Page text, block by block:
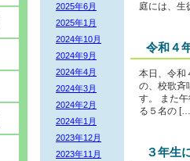
2025年6月
2025年1月
2024年10月
2024年9月
2024年4月
2024年3月
2024年2月
2024年1月
2023年12月
2023年11月
庭には、生
令和４
本日、令和
の、校歌斉
す。 また
る５名の
３年生